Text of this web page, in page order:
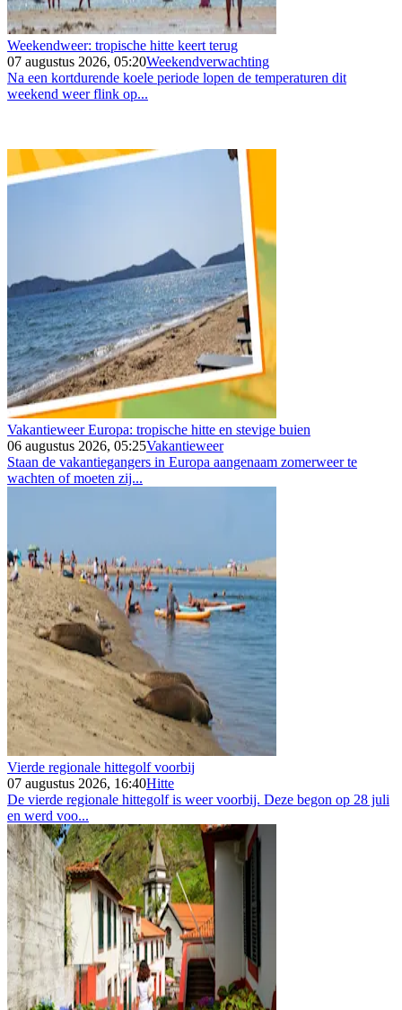
Weekendweer: tropische hitte keert terug
07 augustus 2026, 05:20Weekendverwachting
Na een kortdurende koele periode lopen de temperaturen dit
weekend weer flink op...
Vakantieweer Europa: tropische hitte en stevige buien
06 augustus 2026, 05:25Vakantieweer
Staan de vakantiegangers in Europa aangenaam zomerweer te
wachten of moeten zij...
Vierde regionale hittegolf voorbij
07 augustus 2026, 16:40Hitte
De vierde regionale hittegolf is weer voorbij. Deze begon op 28 juli
en werd voo...